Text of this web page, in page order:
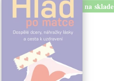
na sklade